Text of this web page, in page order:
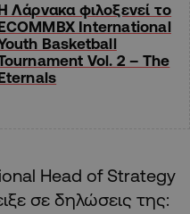
Λάρνακα φιλοξενεί το
International
Basketball
Vol. 2 – The
Head of Strategy
σε δηλώσεις της: